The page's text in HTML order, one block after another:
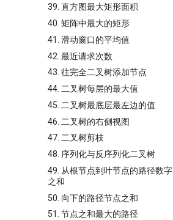
39. 直方图最大矩形面积
40. 矩阵中最大的矩形
41. 滑动窗口的平均值
42. 最近请求次数
43. 往完全二叉树添加节点
44. 二叉树每层的最大值
45. 二叉树最底层最左边的值
46. 二叉树的右侧视图
47. 二叉树剪枝
48. 序列化与反序列化二叉树
49. 从根节点到叶节点的路径数字
之和
50. 向下的路径节点之和
51. 节点之和最大的路径